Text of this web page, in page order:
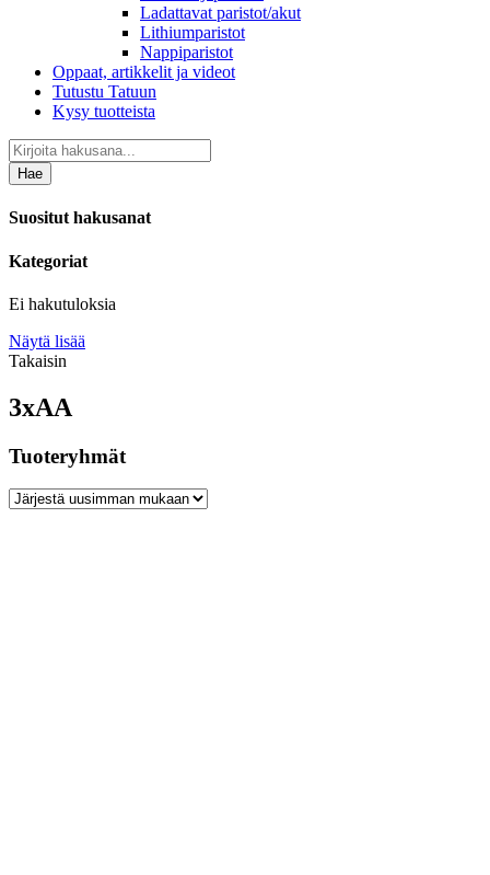
Ladattavat paristot/akut
Lithiumparistot
Nappiparistot
Oppaat, artikkelit ja videot
Tutustu Tatuun
Kysy tuotteista
Hae
Suositut hakusanat
Kategoriat
Ei hakutuloksia
Näytä lisää
Takaisin
3xAA
Tuoteryhmät